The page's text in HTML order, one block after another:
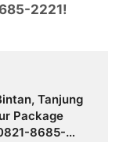
2221!
Tanjung
Package
8685-